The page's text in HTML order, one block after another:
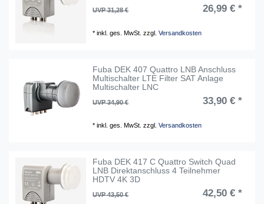
UVP 31,28 € 26,99 € *
*inkl. ges. MwSt. zzgl.Versandkosten
Fuba DEK 407 Quattro LNB Anschluss
Multischalter LTE Filter SAT Anlage
Multischalter LNC
UVP 34,90 € 33,90 € *
*inkl. ges. MwSt. zzgl.Versandkosten
Fuba DEK 417 C Quattro Switch Quad
LNB Direktanschluss 4 Teilnehmer
HDTV 4K 3D
UVP 43,50 € 42,50 € *